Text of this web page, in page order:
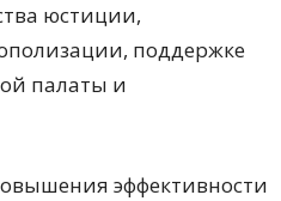
юстиции,
поддержке
палаты и
эффективности